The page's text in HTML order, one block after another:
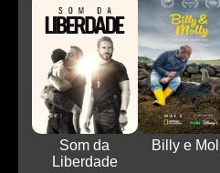
Som da
Liberdade
Billy e